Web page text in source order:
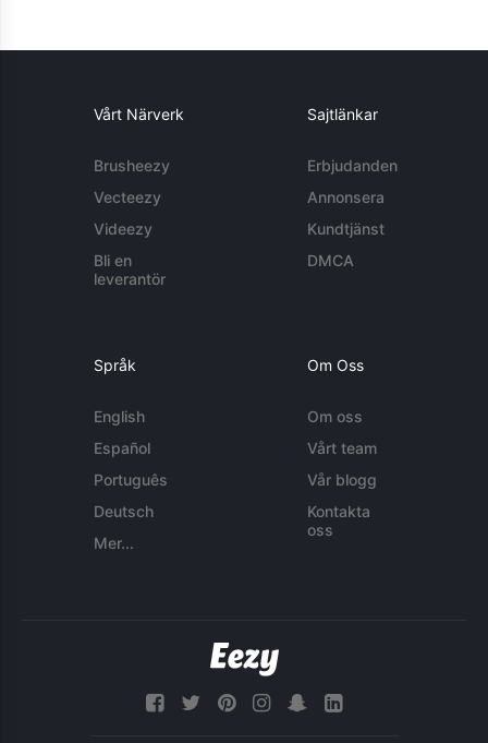
Vårt Närverk
Brusheezy
Vecteezy
Videezy
Bli en
leverantör
Sajtlänkar
Erbjudanden
Annonsera
Kundtjänst
DMCA
Språk
English
Español
Português
Deutsch
Mer...
Om Oss
Om oss
Vårt team
Vår blogg
Kontakta
oss